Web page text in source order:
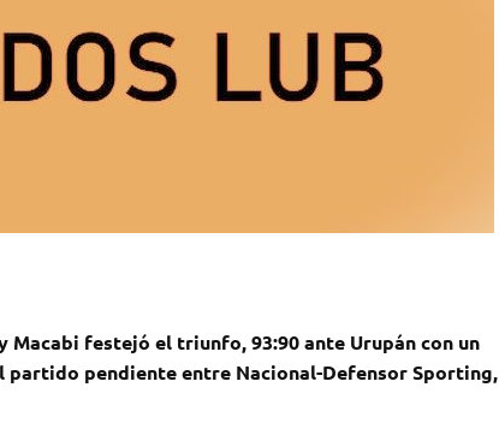
festejó el triunfo, 93:90 ante Urupán con un
partido pendiente entre Nacional-Defensor Sporting,